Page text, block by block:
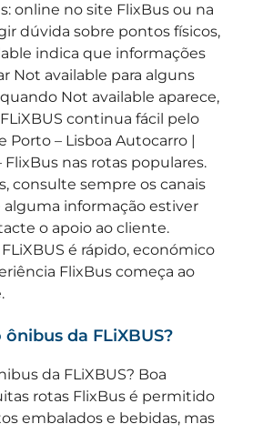
online no site FlixBus ou na
dúvida sobre pontos físicos,
indica que informações
Not available para alguns
Not available aparece,
continua fácil pelo
Porto – Lisboa Autocarro |
FlixBus nas rotas populares.
consulte sempre os canais
alguma informação estiver
o apoio ao cliente.
é rápido, económico
FlixBus começa ao
da FLiXBUS?
da FLiXBUS? Boa
rotas FlixBus é permitido
embalados e bebidas, mas